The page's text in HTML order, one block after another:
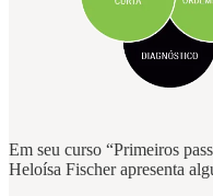
Em seu curso “Primeiros
Heloísa Fischer apresenta